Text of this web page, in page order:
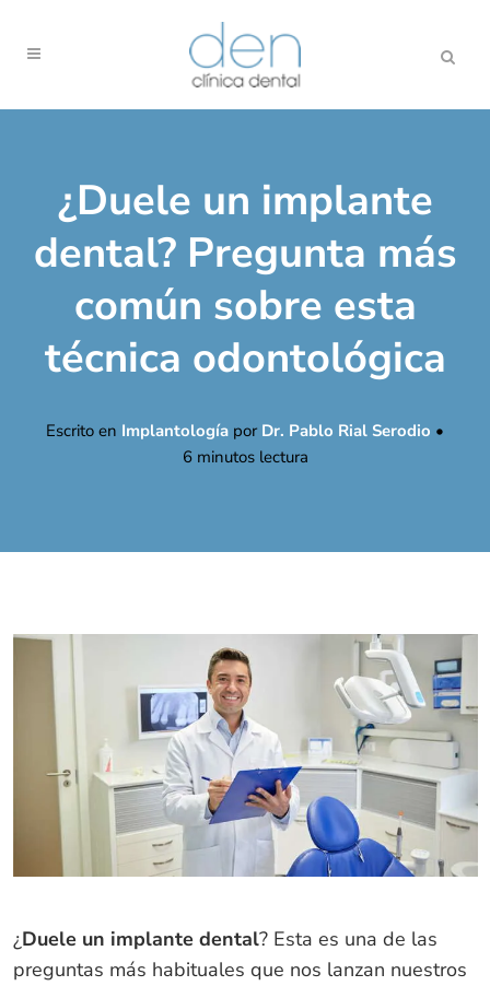
¿Duele un implante
dental? Pregunta más
común sobre esta
técnica odontológica
Escrito en Implantología por Dr. Pablo Rial Serodio •
6minutos lectura
¿Duele un implante dental? Esta es una de las
preguntas más habituales que nos lanzan nuestros